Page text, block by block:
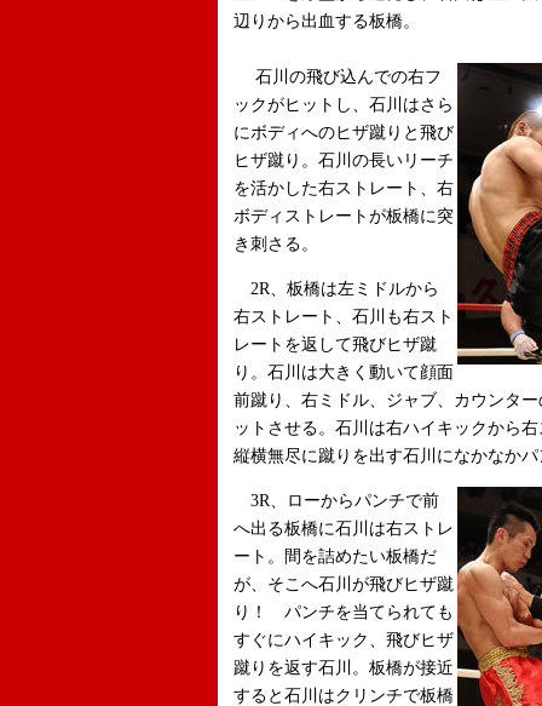
辺りから出血する板橋。
石川の飛び込んでの右フ
ックがヒットし、石川はさら
にボディへのヒザ蹴りと飛び
ヒザ蹴り。石川の長いリーチ
を活かした右ストレート、右
ボディストレートが板橋に突
き刺さる。
2R、板橋は左ミドルから
右ストレート、石川も右スト
レートを返して飛びヒザ蹴
り。石川は大きく動いて顔面
前蹴り、右ミドル、ジャブ、カウンタ
ットさせる。石川は右ハイキックから
縦横無尽に蹴りを出す石川になかなか
3R、ローからパンチで前
へ出る板橋に石川は右ストレ
ート。間を詰めたい板橋だ
が、そこへ石川が飛びヒザ蹴
り！ パンチを当てられても
すぐにハイキック、飛びヒザ
蹴りを返す石川。板橋が接近
すると石川はクリンチで板橋